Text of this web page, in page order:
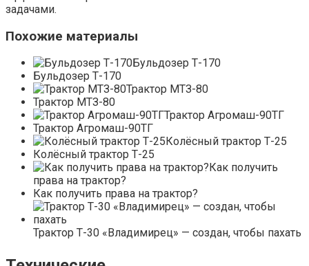
задачами.
Похожие материалы
Бульдозер Т-170
Бульдозер Т-170
Трактор МТЗ-80
Трактор МТЗ-80
Трактор Агромаш-90ТГ
Трактор Агромаш-90ТГ
Колёсный трактор Т-25
Колёсный трактор Т-25
Как получить
права на трактор?
Как получить права на трактор?
Трактор Т-30 «Владимирец» — создан, чтобы пахать